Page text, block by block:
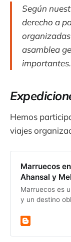
Según
derecho a
asamblea
importantes.
Hemos
viajes
Marruecos
Ahansal y
Marruecos es
y un destino
entorno poco